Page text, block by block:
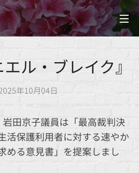
エル・ブレイク』
年10月04日
田京子議員は「最高裁判決
活保護利用者に対する速やか
める意見書」を提案しまし